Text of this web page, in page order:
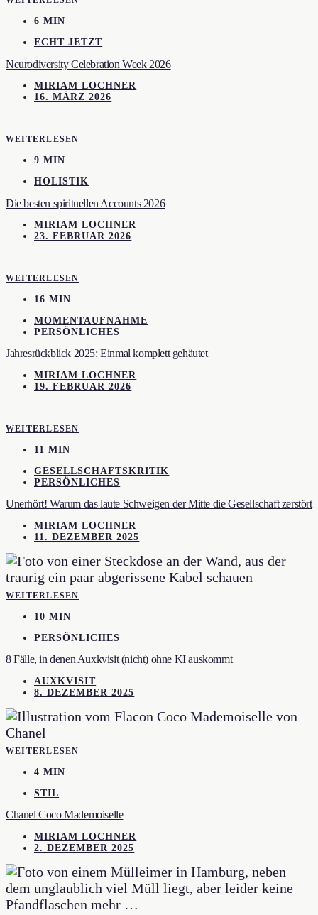
6 MIN
ECHT JETZT
Neurodiversity Celebration Week 2026
MIRIAM LOCHNER
16. MÄRZ 2026
WEITERLESEN
9 MIN
HOLISTIK
Die besten spirituellen Accounts 2026
MIRIAM LOCHNER
23. FEBRUAR 2026
WEITERLESEN
16 MIN
MOMENTAUFNAHME
PERSÖNLICHES
Jahresrückblick 2025: Einmal komplett gehäutet
MIRIAM LOCHNER
19. FEBRUAR 2026
WEITERLESEN
11 MIN
GESELLSCHAFTSKRITIK
PERSÖNLICHES
Unerhört! Warum das laute Schweigen der Mitte die Gesellschaft zerstört
MIRIAM LOCHNER
11. DEZEMBER 2025
WEITERLESEN
10 MIN
PERSÖNLICHES
8 Fälle, in denen Auxkvisit (nicht) ohne KI auskommt
AUXKVISIT
8. DEZEMBER 2025
WEITERLESEN
4 MIN
STIL
Chanel Coco Mademoiselle
MIRIAM LOCHNER
2. DEZEMBER 2025